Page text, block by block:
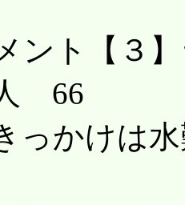
ト【３】
66
は水難